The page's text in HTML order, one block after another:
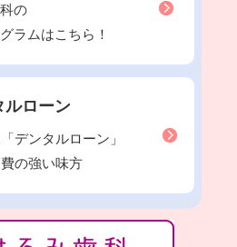
の
ラムはこちら！
ルローン
デンタルローン」
の強い味方